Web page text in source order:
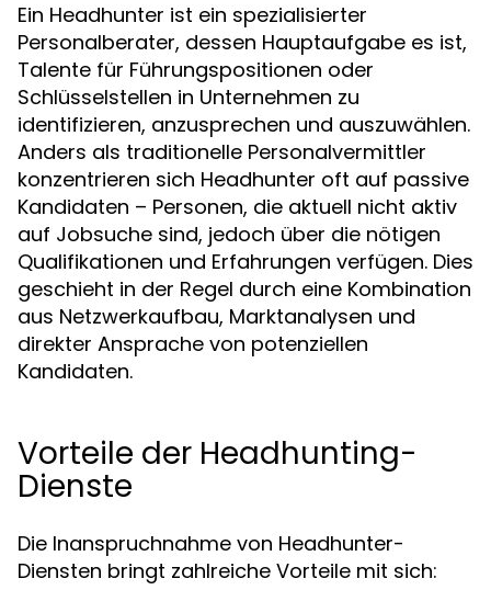
Ein Headhunter ist ein spezialisierter
Personalberater, dessen Hauptaufgabe es ist,
Talente für Führungspositionen oder
Schlüsselstellen in Unternehmen zu
identifizieren, anzusprechen und auszuwählen.
Anders als traditionelle Personalvermittler
konzentrieren sich Headhunter oft auf passive
Kandidaten – Personen, die aktuell nicht aktiv
auf Jobsuche sind, jedoch über die nötigen
Qualifikationen und Erfahrungen verfügen. Dies
geschieht in der Regel durch eine Kombination
aus Netzwerkaufbau, Marktanalysen und
direkter Ansprache von potenziellen
Kandidaten.
Vorteile der Headhunting-
Dienste
Die Inanspruchnahme von Headhunter-
Diensten bringt zahlreiche Vorteile mit sich: